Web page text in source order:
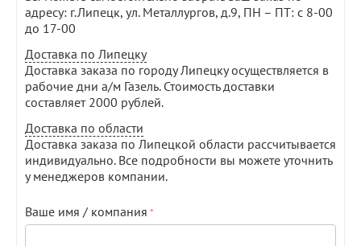
адресу: г.Липецк, ул. Металлургов, д.9, ПН – ПТ: с 8-00
до 17-00
Доставка по Липецку
Доставка заказа по городу Липецку осуществляется в
рабочие дни а/м Газель. Стоимость доставки
составляет 2000 рублей.
Доставка по области
Доставка заказа по Липецкой области рассчитывается
индивидуально. Все подробности вы можете уточнить
у менеджеров компании.
Ваше имя / компания